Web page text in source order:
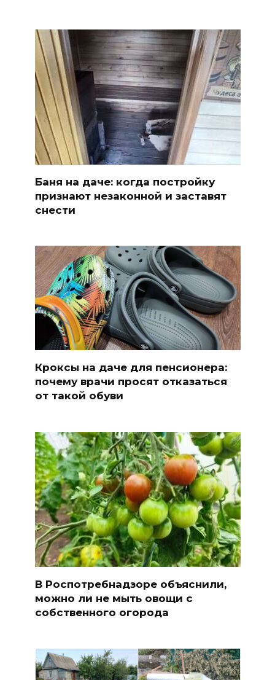
Баня на даче: когда постройку
признают незаконной и заставят
снести
Кроксы на даче для пенсионера:
почему врачи просят отказаться
от такой обуви
В Роспотребнадзоре объяснили,
можно ли не мыть овощи с
собственного огорода